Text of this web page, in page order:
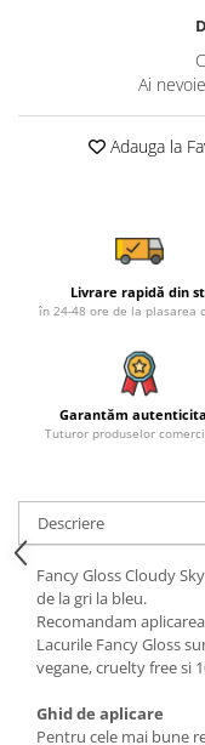
Ai
Adauga la
Livrare rapidă din
în 24-48 ore de la plasarea
Garantăm
Tuturor produselor
Descriere
Fancy Gloss Cloudy
de la gri la bleu.
Recomandam
Lacurile Fancy Gloss
vegane, cruelty free si
Ghid de aplicare
Pentru cele mai bune